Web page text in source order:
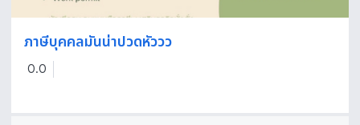
ภาษีบุคคลมันน่าปวดหัววว
0.0